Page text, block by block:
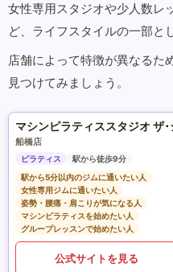
女性専用スタジオや少人数レ
ど、ライフスタイルの一部と
店舗によって特徴が異なるた
見つけてみましょう。
船橋店
ピラティス
駅から徒歩9分
駅から5分以内のジムに通いたい人
女性専用ジムに通いたい人
姿勢・腰痛・肩こりが気になる人
マシンピラティスを始めたい人
グループレッスンで始めたい人
公式サイトを見る